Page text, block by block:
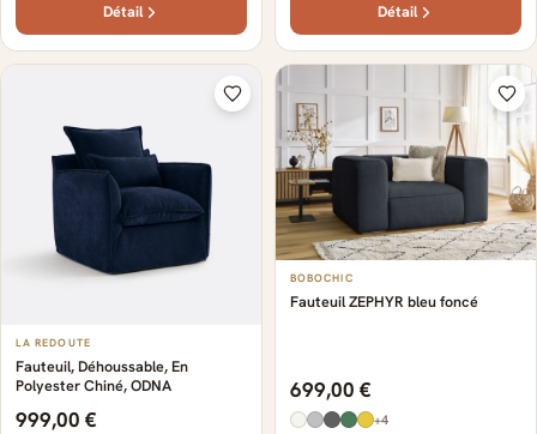
Détail Détail
LA REDOUTE
Fauteuil, Déhoussable, En
Polyester Chiné, ODNA
999,00 €
BOBOCHIC
Fauteuil ZEPHYR bleu foncé
699,00 €
+4